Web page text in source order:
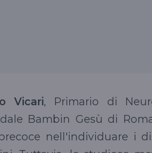
Vicari, Primario di
Bambin Gesù di
nell'individuare i